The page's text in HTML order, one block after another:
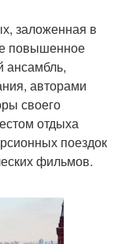
заложенная в
повышенное
ансамбль,
авторами
своего
отдыха
поездок
фильмов.